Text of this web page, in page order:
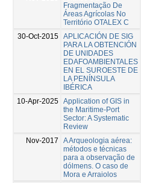
Fragmentação De
Áreas Agrícolas No
Território OTALEX C
30-Oct-2015 APLICACIÓN DE SIG
PARA LA OBTENCIÓN
DE UNIDADES
EDAFOAMBIENTALES
EN EL SUROESTE DE
LA PENÍNSULA
IBÉRICA
10-Apr-2025 Application of GIS in
the Maritime-Port
Sector: A Systematic
Review
Nov-2017
A Arqueologia aérea:
métodos e técnicas
para a observação de
dólmens. O caso de
Mora e Arraiolos